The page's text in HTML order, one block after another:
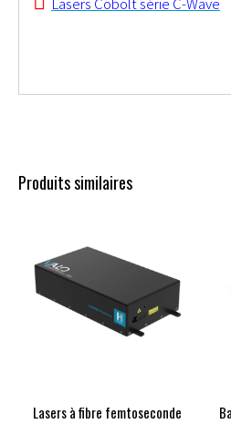
Produits similaires
Lasers à fibre femtoseconde